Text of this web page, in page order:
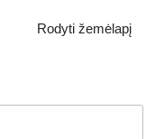
Rodyti žemėlapį